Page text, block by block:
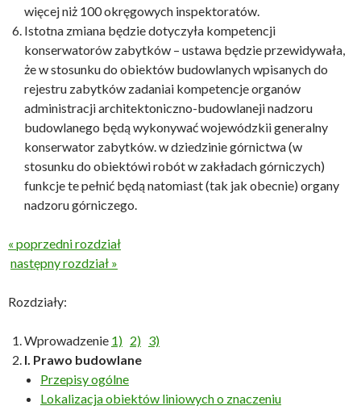
więcej niż 100 okręgowych inspektoratów.
Istotna zmiana będzie dotyczyła kompetencji
konserwatorów zabytków – ustawa będzie przewidywała,
że w stosunku do obiektów budowlanych wpisanych do
rejestru zabytków zadaniai kompetencje organów
administracji architektoniczno-budowlaneji nadzoru
budowlanego będą wykonywać wojewódzkii generalny
konserwator zabytków. w dziedzinie górnictwa (w
stosunku do obiektówi robót w zakładach górniczych)
funkcje te pełnić będą natomiast (tak jak obecnie) organy
nadzoru górniczego.
« poprzedni rozdział
następny rozdział »
Rozdziały:
Wprowadzenie 1) 2) 3)
I. Prawo budowlane
Przepisy ogólne
Lokalizacja obiektów liniowych o znaczeniu